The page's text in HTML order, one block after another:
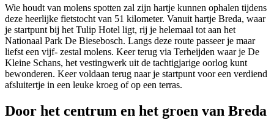
Wie houdt van molens spotten zal zijn hartje kunnen ophalen tijdens
deze heerlijke fietstocht van 51 kilometer. Vanuit hartje Breda, waar
je startpunt bij het Tulip Hotel ligt, rij je helemaal tot aan het
Nationaal Park De Biesebosch. Langs deze route passeer je maar
liefst een vijf- zestal molens. Keer terug via Terheijden waar je De
Kleine Schans, het vestingwerk uit de tachtigjarige oorlog kunt
bewonderen. Keer voldaan terug naar je startpunt voor een verdiend
afsluitertje in een leuke kroeg of op een terras.
Door het centrum en het groen van Breda